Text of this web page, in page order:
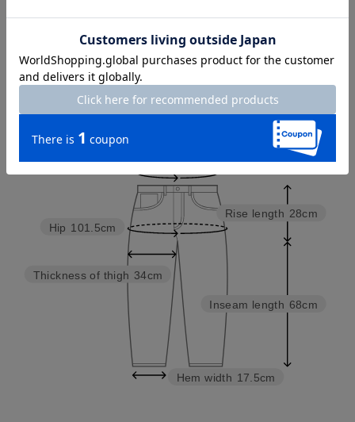
Check the recommended size
Try this item on
Inseam length 68cm
Rise length 28cm
Hem width 17.5cm
Thickness of thigh 34cm
Hip 101.5cm